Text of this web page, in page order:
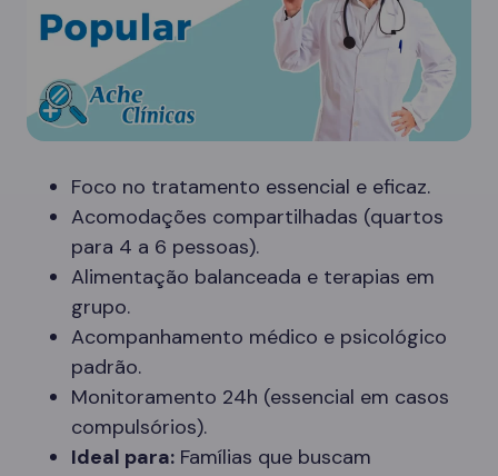
Foco no tratamento essencial e eficaz.
Acomodações compartilhadas (quartos
para 4 a 6 pessoas).
Alimentação balanceada e terapias em
grupo.
Acompanhamento médico e psicológico
padrão.
Monitoramento 24h (essencial em casos
compulsórios).
Ideal para: Famílias que buscam